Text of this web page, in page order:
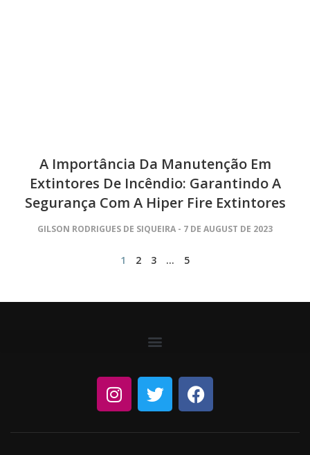
A Importância Da Manutenção Em
Extintores De Incêndio: Garantindo A
Segurança Com A Hiper Fire Extintores
GILSON RODRIGUES DE SIQUEIRA 7 DE AUGUST DE 2023
1 2 3 … 5